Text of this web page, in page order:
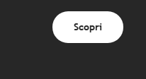
Scopri